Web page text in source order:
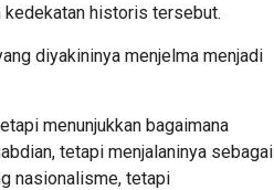
kedekatan historis tersebut.
diyakininya menjelma menjadi
menunjukkan bagaimana
tetapi menjalaninya sebagai
nasionalisme, tetapi